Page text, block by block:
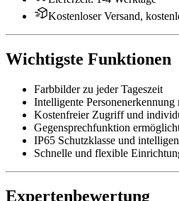
Kostenloser Versand,
Wichtigste Funktionen
Farbbilder zu jeder Tageszeit
Intelligente
Kostenfreier Zugriff und
Gegensprechfunktion
IP65 Schutzklasse und
Schnelle und flexible
Expertenbewertung